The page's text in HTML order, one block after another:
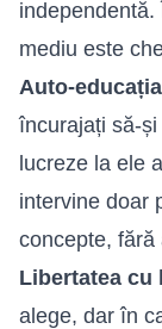
independentă.
mediu este
Auto-
încurajați să-
lucreze la ele
intervine doar
concepte, fără
Libertatea cu
alege, dar în